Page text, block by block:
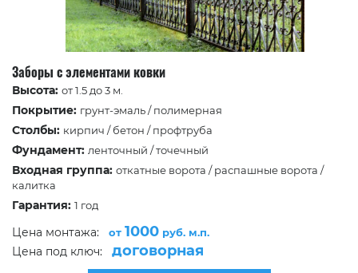
Заборы с элементами ковки
Высота: от 1.5 до 3 м.
Покрытие: грунт-эмаль / полимерная
Столбы: кирпич / бетон / профтруба
Фундамент: ленточный / точечный
Входная группа: откатные ворота / распашные ворота /
калитка
Гарантия: 1 год
Цена монтажа: от 1000 руб. м.п.
Цена под ключ: договорная